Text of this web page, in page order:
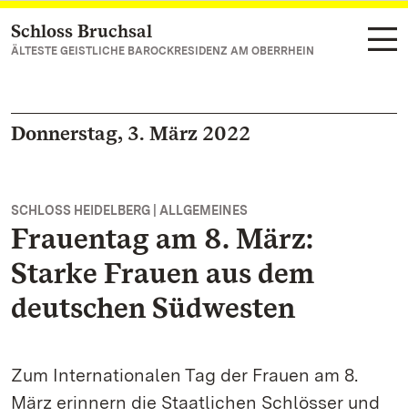
Zum Hauptinhalt springen
Schloss Bruchsal
ÄLTESTE GEISTLICHE BAROCKRESIDENZ AM OBERRHEIN
Donnerstag, 3. März 2022
SCHLOSS HEIDELBERG | ALLGEMEINES
Frauentag am 8. März:
Starke Frauen aus dem
deutschen Südwesten
Zum Internationalen Tag der Frauen am 8.
März erinnern die Staatlichen Schlösser und